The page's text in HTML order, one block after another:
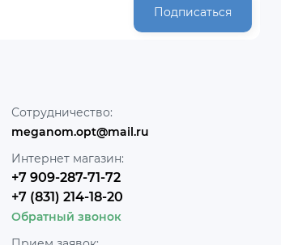
Подписаться
Сотрудничество:
meganom.opt@mail.ru
Интернет магазин:
+7 909-287-71-72
+7 (831) 214-18-20
Обратный звонок